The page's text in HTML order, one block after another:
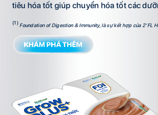
tiêu hóa tốt giúp chuyển hóa tốt các
(1) Foundation of Digestion & Immunity, là sự kết hợp của 2’FL